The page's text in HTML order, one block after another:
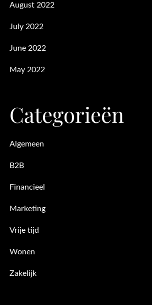
August 2022
July 2022
June 2022
May 2022
Categorieën
Algemeen
B2B
Financieel
Marketing
Vrije tijd
Wonen
Zakelijk